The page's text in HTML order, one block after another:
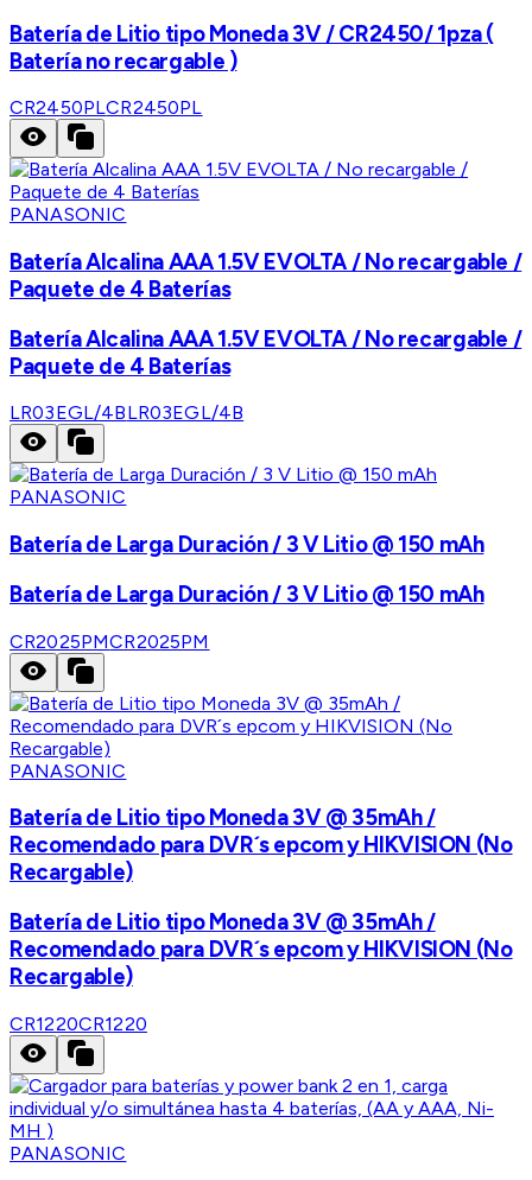
Batería de Litio tipo Moneda 3V / CR2450/ 1pza (
Batería no recargable )
CR2450PLCR2450PL
PANASONIC
Batería Alcalina AAA 1.5V EVOLTA / No recargable /
Paquete de 4 Baterías
Batería Alcalina AAA 1.5V EVOLTA / No recargable /
Paquete de 4 Baterías
LR03EGL/4BLR03EGL/4B
PANASONIC
Batería de Larga Duración / 3 V Litio @ 150 mAh
Batería de Larga Duración / 3 V Litio @ 150 mAh
CR2025PMCR2025PM
PANASONIC
Batería de Litio tipo Moneda 3V @ 35mAh /
Recomendado para DVR´s epcom y HIKVISION (No
Recargable)
Batería de Litio tipo Moneda 3V @ 35mAh /
Recomendado para DVR´s epcom y HIKVISION (No
Recargable)
CR1220CR1220
PANASONIC